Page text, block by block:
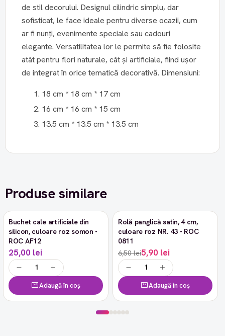
de stil decorului. Designul cilindric simplu, dar
sofisticat, le face ideale pentru diverse ocazii, cum
ar fi nunți, evenimente speciale sau cadouri
elegante. Versatilitatea lor le permite să fie folosite
atât pentru flori naturale, cât și artificiale, fiind ușor
de integrat în orice tematică decorativă. Dimensiuni:
18 cm * 18 cm * 17 cm
16 cm * 16 cm * 15 cm
13.5 cm * 13.5 cm * 13.5 cm
Produse similare
Buchet cale artificiale din
silicon, culoare roz somon -
ROC AF12
25,00 lei
Adaugă în coș
-9%
Rolă panglică satin, 4 cm,
culoare roz NR. 43 - ROC
0811
6,50 lei5,90 lei
Adaugă în coș